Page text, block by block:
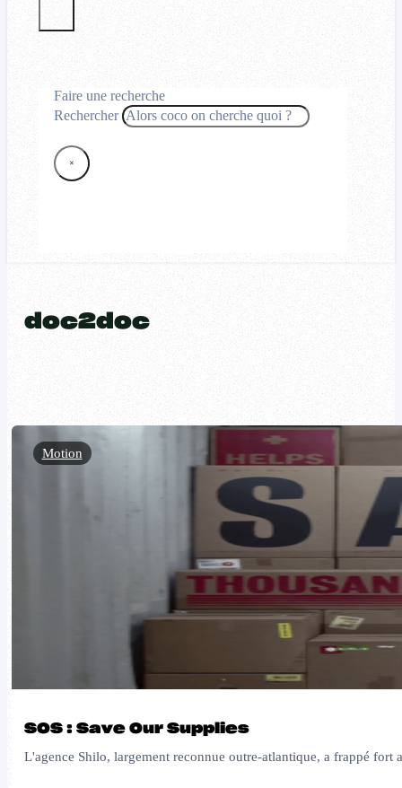
Faire une recherche
Rechercher
×
doc2doc
SOS : Save Our Supplies
L'agence Shilo, largement reconnue outre-atlantique, a frappé
Motion